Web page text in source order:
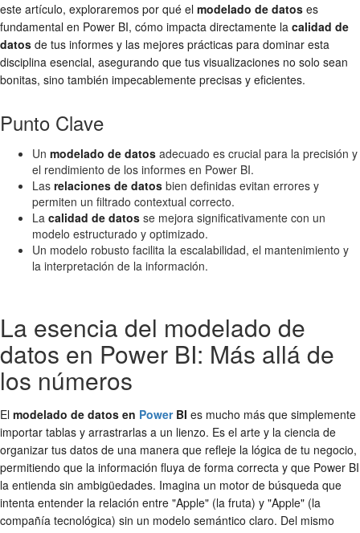
este artículo, exploraremos por qué el modelado de datos es
fundamental en Power BI, cómo impacta directamente la calidad de
datos de tus informes y las mejores prácticas para dominar esta
disciplina esencial, asegurando que tus visualizaciones no solo sean
bonitas, sino también impecablemente precisas y eficientes.
Punto Clave
Un modelado de datos adecuado es crucial para la precisión y
el rendimiento de los informes en Power BI.
Las relaciones de datos bien definidas evitan errores y
permiten un filtrado contextual correcto.
La calidad de datos se mejora significativamente con un
modelo estructurado y optimizado.
Un modelo robusto facilita la escalabilidad, el mantenimiento y
la interpretación de la información.
La esencia del modelado de
datos en Power BI: Más allá de
los números
El modelado de datos en PowerBI es mucho más que simplemente
importar tablas y arrastrarlas a un lienzo. Es el arte y la ciencia de
organizar tus datos de una manera que refleje la lógica de tu negocio,
permitiendo que la información fluya de forma correcta y que Power BI
la entienda sin ambigüedades. Imagina un motor de búsqueda que
intenta entender la relación entre "Apple" (la fruta) y "Apple" (la
compañía tecnológica) sin un modelo semántico claro. Del mismo